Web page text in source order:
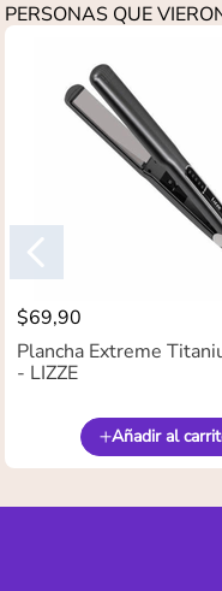
PERSONAS QUE
$69,90
Plancha Extreme
- LIZZE
Añadir al